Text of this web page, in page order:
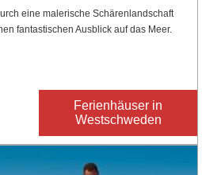
eine malerische Schärenlandschaft
fantastischen Ausblick auf das Meer.
Ferienhäuser in
Westschweden